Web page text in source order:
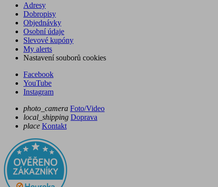
Adresy
Dobropisy
Objednávky
Osobní údaje
Slevové kupóny
My alerts
Nastavení souborů cookies
Facebook
YouTube
Instagram
photo_camera Foto/Video
local_shipping Doprava
place Kontakt